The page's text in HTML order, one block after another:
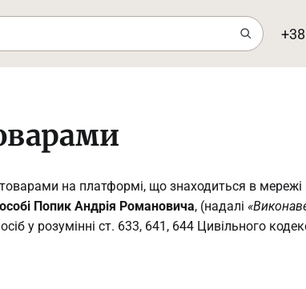
на платформі, що знаходиться в мережі
Попик Андрія Романовича, (надалі
у розумінні ст. 633, 641, 644 Цивільного